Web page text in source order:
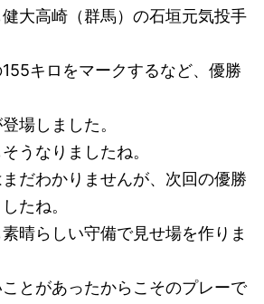
大高崎（群馬）の石垣元気投手
キロをマークするなど、優勝
場しました。
うなりましたね。
だわかりませんが、次回の優勝
たね。
晴らしい守備で見せ場を作りま
とがあったからこそのプレーで